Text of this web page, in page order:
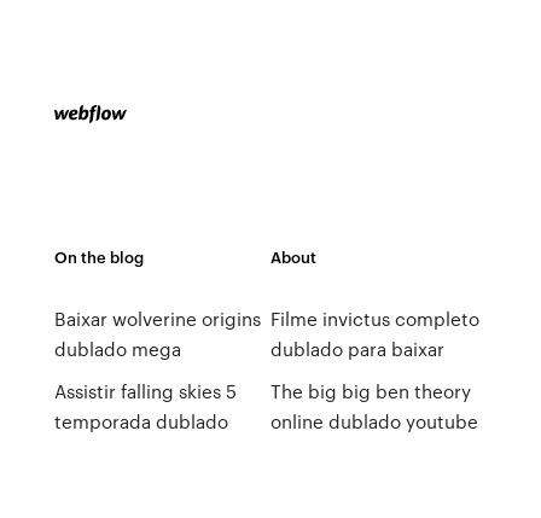
On the blog
Baixar wolverine origins
dublado mega
Assistir falling skies 5
temporada dublado
About
Filme invictus completo
dublado para baixar
The big big ben theory
online dublado youtube